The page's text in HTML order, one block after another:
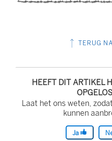
TERUG
HEEFT DIT ARTIKEL
Laat het ons weten,
kunnen
Ja